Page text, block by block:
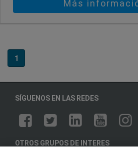
Más
1
SÍGUENOS EN LAS REDES
OTROS GRUPOS DE INTERES